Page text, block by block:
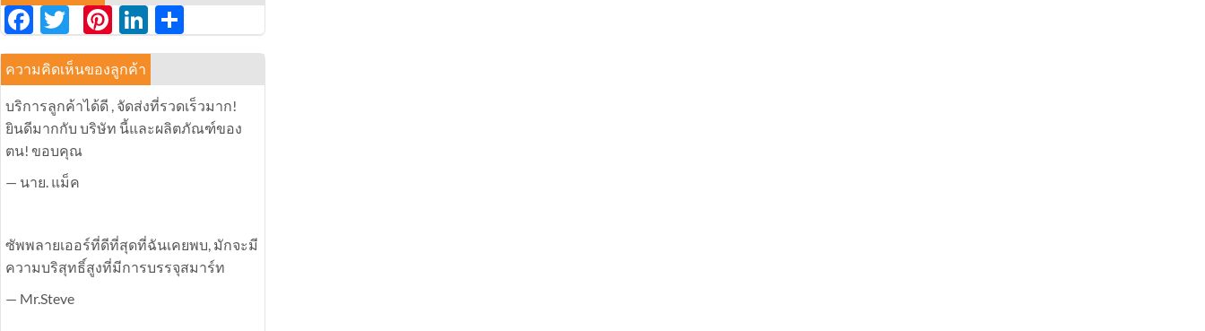
Facebook
Twitter
Pinterest
LinkedIn
享
ความคิดเห็นของลูกค้า
บริการลูกค้าได้ดี , จัดส่งที่รวดเร็วมาก!
ยินดีมากกับ บริษัท นี้และผลิตภัณฑ์ของ
ตน! ขอบคุณ
— นาย. แม็ค
ซัพพลายเออร์ที่ดีที่สุดที่ฉันเคยพบ, มักจะมี
ความบริสุทธิ์สูงที่มีการบรรจุสมาร์ท
— Mr.Steve